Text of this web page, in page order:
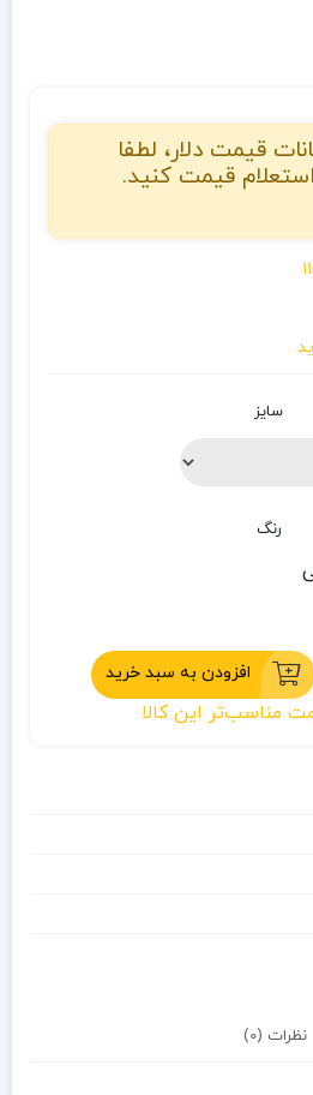
قیمت دلار، لطفا
قیمت کنید.
سایز
رنگ
افزودن به سبد خرید
مناسب‌تر این کالا
نظرات (0)